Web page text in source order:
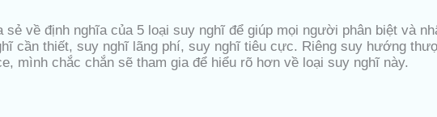
sẻ về định nghĩa của 5 loại suy nghĩ để giúp mọi người phân biệt và
cần thiết, suy nghĩ lãng phí, suy nghĩ tiêu cực. Riêng suy hướng
mình chắc chắn sẽ tham gia để hiểu rõ hơn về loại suy nghĩ này.